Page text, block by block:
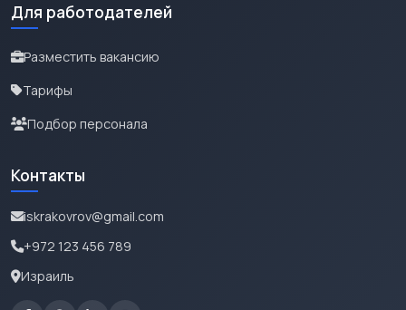
Для работодателей
Разместить вакансию
Тарифы
Подбор персонала
Контакты
iskrakovrov@gmail.com
+972 123 456 789
Израиль